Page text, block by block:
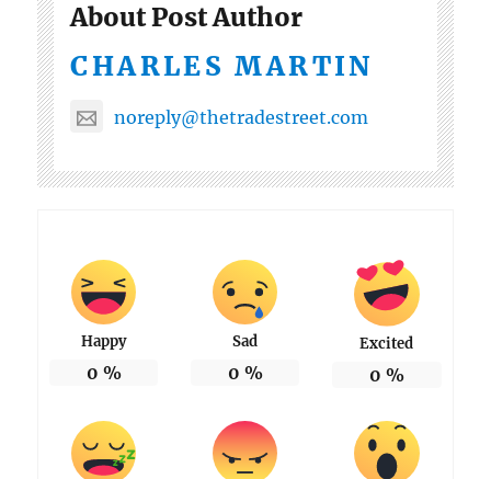
About Post Author
CHARLES MARTIN
noreply@thetradestreet.com
Happy
0 %
Sad
0 %
Excited
0 %